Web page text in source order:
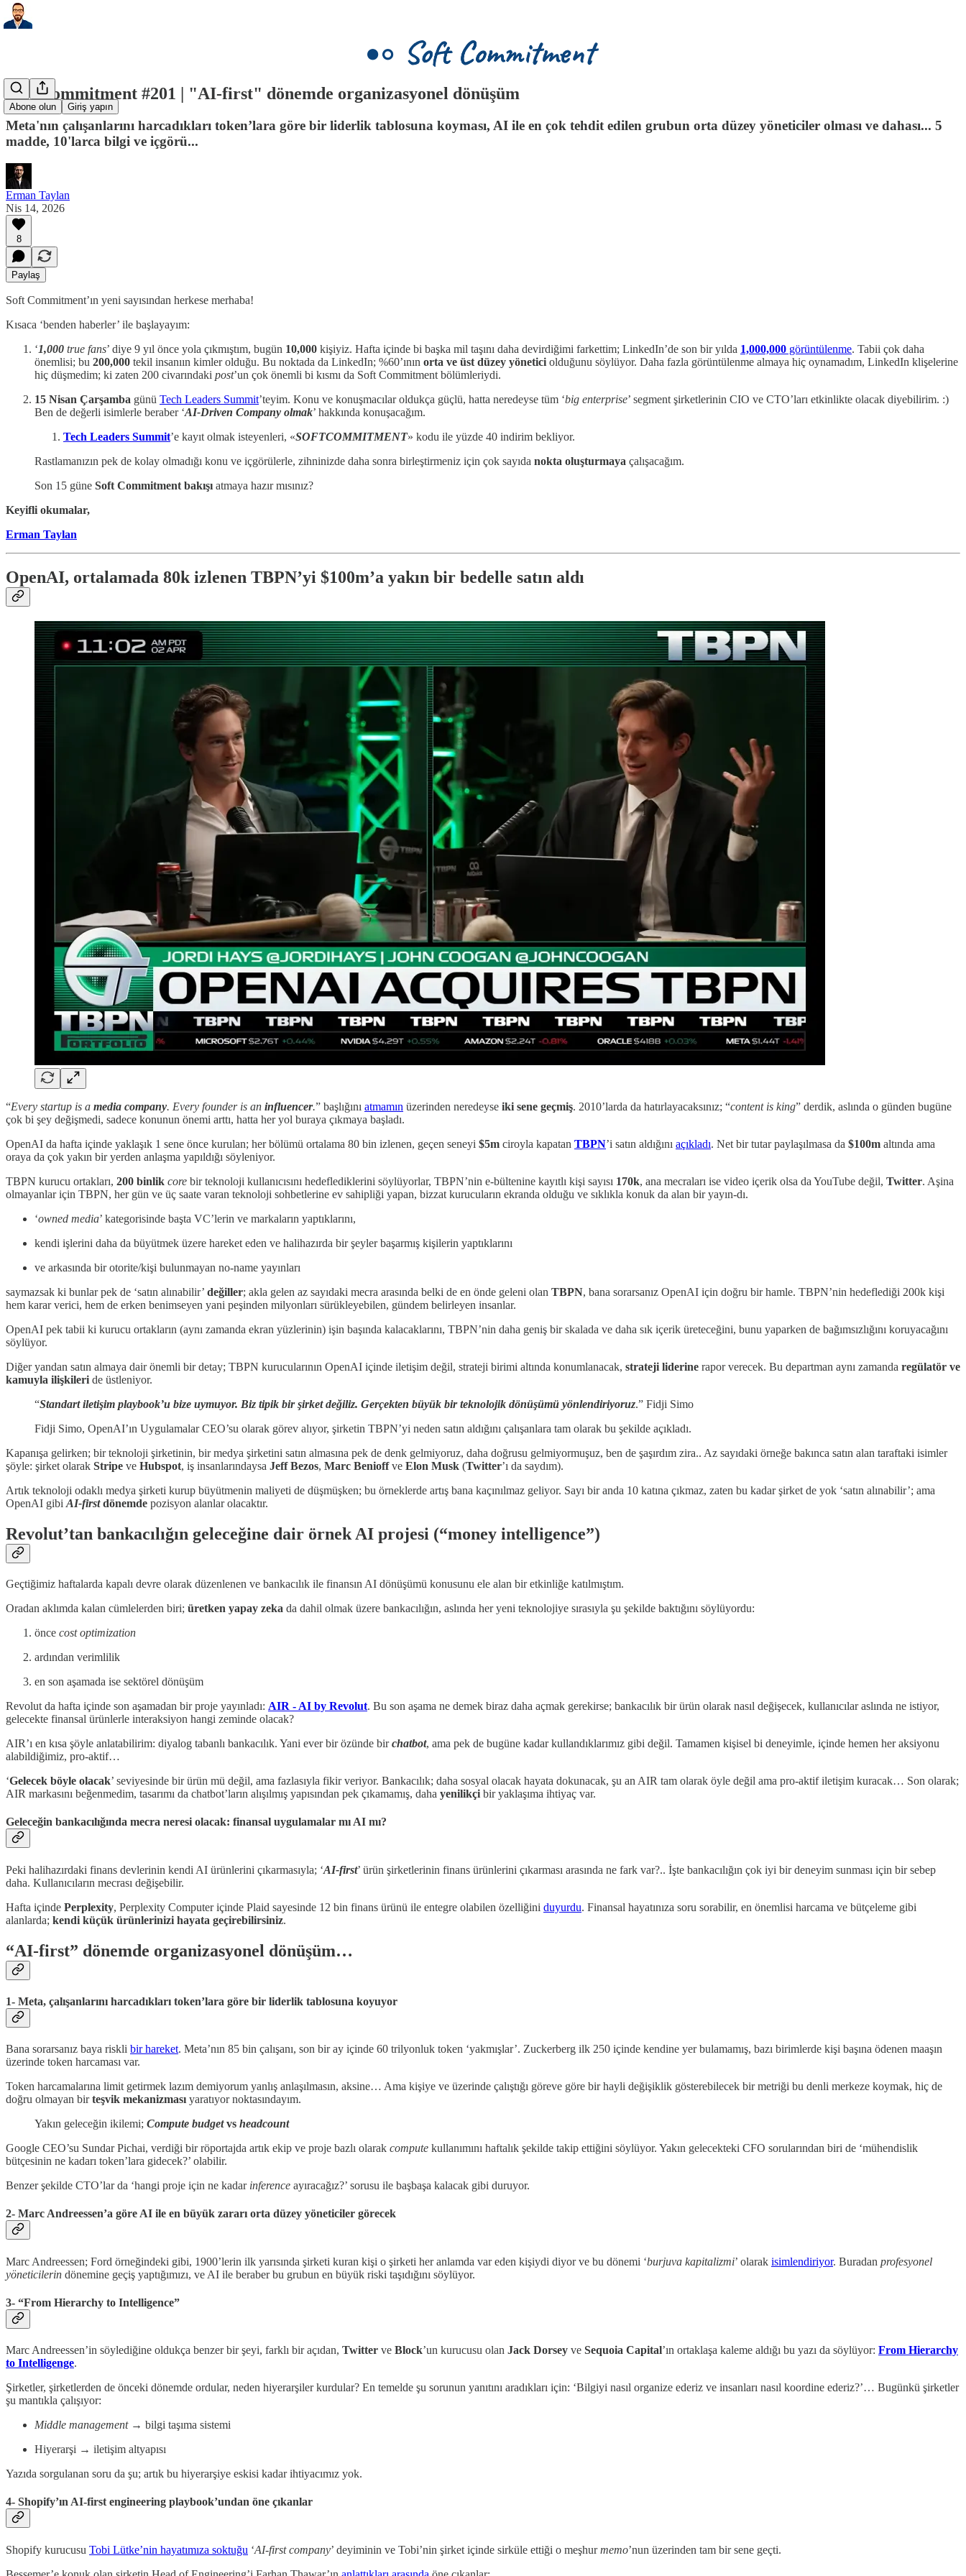
Abone olun Giriş yapın
Soft Commitment #201 | "AI-first" dönemde organizasyonel dönüşüm
Meta'nın çalışanlarını harcadıkları token’lara göre bir liderlik tablosuna koyması, AI ile en çok tehdit edilen grubun orta düzey yöneticiler olması ve dahası... 5
madde, 10'larca bilgi ve içgörü...
Erman Taylan
Nis 14, 2026
8
Paylaş
Soft Commitment’ın yeni sayısından herkese merhaba!
Kısaca ‘benden haberler’ ile başlayayım:
‘1,000 true fans’ diye 9 yıl önce yola çıkmıştım, bugün 10,000 kişiyiz. Hafta içinde bi başka mil taşını daha devirdiğimi farkettim; LinkedIn’de son bir yılda 1,000,000 görüntülenme. Tabii çok daha
önemlisi; bu 200,000 tekil insanıın kimler olduğu. Bu noktada da LinkedIn; %60’ının orta ve üst düzey yönetici olduğunu söylüyor. Daha fazla görüntülenme almaya hiç oynamadım, LinkedIn klişelerine
hiç düşmedim; ki zaten 200 civarındaki post’un çok önemli bi kısmı da Soft Commitment bölümleriydi.
15 Nisan Çarşamba günü Tech Leaders Summit’teyim. Konu ve konuşmacılar oldukça güçlü, hatta neredeyse tüm ‘big enterprise’ segment şirketlerinin CIO ve CTO’ları etkinlikte olacak diyebilirim. :)
Ben de değerli isimlerle beraber ‘AI-Driven Company olmak’ hakkında konuşacağım.
Tech Leaders Summit’e kayıt olmak isteyenleri, «SOFTCOMMITMENT» kodu ile yüzde 40 indirim bekliyor.
Rastlamanızın pek de kolay olmadığı konu ve içgörülerle, zihninizde daha sonra birleştirmeniz için çok sayıda nokta oluşturmaya çalışacağım.
Son 15 güne Soft Commitment bakışı atmaya hazır mısınız?
Keyifli okumalar,
Erman Taylan
OpenAI, ortalamada 80k izlenen TBPN’yi $100m’a yakın bir bedelle satın aldı
“Every startup is a media company. Every founder is an influencer.” başlığını atmamın üzerinden neredeyse iki sene geçmiş. 2010’larda da hatırlayacaksınız; “content is king” derdik, aslında o günden bugüne
çok bi şey değişmedi, sadece konunun önemi arttı, hatta her yol buraya çıkmaya başladı.
OpenAI da hafta içinde yaklaşık 1 sene önce kurulan; her bölümü ortalama 80 bin izlenen, geçen seneyi $5m ciroyla kapatan TBPN’i satın aldığını açıkladı. Net bir tutar paylaşılmasa da $100m altında ama
oraya da çok yakın bir yerden anlaşma yapıldığı söyleniyor.
TBPN kurucu ortakları, 200 binlik core bir teknoloji kullanıcısını hedeflediklerini söylüyorlar, TBPN’nin e-bültenine kayıtlı kişi sayısı 170k, ana mecraları ise video içerik olsa da YouTube değil, Twitter. Aşina
olmayanlar için TBPN, her gün ve üç saate varan teknoloji sohbetlerine ev sahipliği yapan, bizzat kurucuların ekranda olduğu ve sıklıkla konuk da alan bir yayın-dı.
‘owned media’ kategorisinde başta VC’lerin ve markaların yaptıklarını,
kendi işlerini daha da büyütmek üzere hareket eden ve halihazırda bir şeyler başarmış kişilerin yaptıklarını
ve arkasında bir otorite/kişi bulunmayan no-name yayınları
saymazsak ki bunlar pek de ‘satın alınabilir’ değiller; akla gelen az sayıdaki mecra arasında belki de en önde geleni olan TBPN, bana sorarsanız OpenAI için doğru bir hamle. TBPN’nin hedeflediği 200k kişi
hem karar verici, hem de erken benimseyen yani peşinden milyonları sürükleyebilen, gündem belirleyen insanlar.
OpenAI pek tabii ki kurucu ortakların (aynı zamanda ekran yüzlerinin) işin başında kalacaklarını, TBPN’nin daha geniş bir skalada ve daha sık içerik üreteceğini, bunu yaparken de bağımsızlığını koruyacağını
söylüyor.
Diğer yandan satın almaya dair önemli bir detay; TBPN kurucularının OpenAI içinde iletişim değil, strateji birimi altında konumlanacak, strateji liderine rapor verecek. Bu departman aynı zamanda regülatör ve
kamuyla ilişkileri de üstleniyor.
“Standart iletişim playbook’u bize uymuyor. Biz tipik bir şirket değiliz. Gerçekten büyük bir teknolojik dönüşümü yönlendiriyoruz.” Fidji Simo
Fidji Simo, OpenAI’ın Uygulamalar CEO’su olarak görev alıyor, şirketin TBPN’yi neden satın aldığını çalışanlara tam olarak bu şekilde açıkladı.
Kapanışa gelirken; bir teknoloji şirketinin, bir medya şirketini satın almasına pek de denk gelmiyoruz, daha doğrusu gelmiyormuşuz, ben de şaşırdım zira.. Az sayıdaki örneğe bakınca satın alan taraftaki isimler
şöyle: şirket olarak Stripe ve Hubspot, iş insanlarındaysa Jeff Bezos, Marc Benioffve Elon Musk (Twitter’ı da saydım).
Artık teknoloji odaklı medya şirketi kurup büyütmenin maliyeti de düşmüşken; bu örneklerde artış bana kaçınılmaz geliyor. Sayı bir anda 10 katına çıkmaz, zaten bu kadar şirket de yok ‘satın alınabilir’; ama
OpenAI gibi AI-firstdönemde pozisyon alanlar olacaktır.
Revolut’tan bankacılığın geleceğine dair örnek AI projesi (“money intelligence”)
Geçtiğimiz haftalarda kapalı devre olarak düzenlenen ve bankacılık ile finansın AI dönüşümü konusunu ele alan bir etkinliğe katılmıştım.
Oradan aklımda kalan cümlelerden biri; üretken yapay zeka da dahil olmak üzere bankacılığın, aslında her yeni teknolojiye sırasıyla şu şekilde baktığını söylüyordu:
önce cost optimization
ardından verimlilik
en son aşamada ise sektörel dönüşüm
Revolut da hafta içinde son aşamadan bir proje yayınladı: AIR - AI by Revolut. Bu son aşama ne demek biraz daha açmak gerekirse; bankacılık bir ürün olarak nasıl değişecek, kullanıcılar aslında ne istiyor,
gelecekte finansal ürünlerle interaksiyon hangi zeminde olacak?
AIR’ı en kısa şöyle anlatabilirim: diyalog tabanlı bankacılık. Yani ever bir özünde birchatbot, ama pek de bugüne kadar kullandıklarımız gibi değil. Tamamen kişisel bi deneyimle, içinde hemen her aksiyonu
alabildiğimiz, pro-aktif…
‘Gelecek böyle olacak’ seviyesinde bir ürün mü değil, ama fazlasıyla fikir veriyor. Bankacılık; daha sosyal olacak hayata dokunacak, şu an AIR tam olarak öyle değil ama pro-aktif iletişim kuracak… Son olarak;
AIR markasını beğenmedim, tasarımı da chatbot’ların alışılmış yapısından pek çıkamamış, daha yenilikçi bir yaklaşıma ihtiyaç var.
Geleceğin bankacılığında mecra neresi olacak: finansal uygulamalar mı AI mı?
Peki halihazırdaki finans devlerinin kendi AI ürünlerini çıkarmasıyla; ‘AI-first’ ürün şirketlerinin finans ürünlerini çıkarması arasında ne fark var?.. İşte bankacılığın çok iyi bir deneyim sunması için bir sebep
daha. Kullanıcıların mecrası değişebilir.
Hafta içinde Perplexity, Perplexity Computer içinde Plaid sayesinde 12 bin finans ürünü ile entegre olabilen özelliğini duyurdu. Finansal hayatınıza soru sorabilir, en önemlisi harcama ve bütçeleme gibi
alanlarda; kendi küçük ürünlerinizi hayata geçirebilirsiniz.
“AI-first” dönemde organizasyonel dönüşüm…
1- Meta, çalışanlarını harcadıkları token’lara göre bir liderlik tablosuna koyuyor
Bana sorarsanız baya riskli bir hareket. Meta’nın 85 bin çalışanı, son bir ay içinde 60 trilyonluk token ‘yakmışlar’. Zuckerberg ilk 250 içinde kendine yer bulamamış, bazı birimlerde kişi başına ödenen maaşın
üzerinde token harcaması var.
Token harcamalarına limit getirmek lazım demiyorum yanlış anlaşılmasın, aksine… Ama kişiye ve üzerinde çalıştığı göreve göre bir hayli değişiklik gösterebilecek bir metriği bu denli merkeze koymak, hiç de
doğru olmayan birteşvik mekanizması yaratıyor noktasındayım.
Yakın geleceğin ikilemi; Compute budgetvs headcount
Google CEO’su Sundar Pichai, verdiği bir röportajda artık ekip ve proje bazlı olarak compute kullanımını haftalık şekilde takip ettiğini söylüyor. Yakın gelecekteki CFO sorularından biri de ‘mühendislik
bütçesinin ne kadarı token’lara gidecek?’ olabilir.
Benzer şekilde CTO’lar da ‘hangi proje için ne kadar inference ayıracağız?’ sorusu ile başbaşa kalacak gibi duruyor.
2- Marc Andreessen’a göre AI ile en büyük zararı orta düzey yöneticiler görecek
Marc Andreessen; Ford örneğindeki gibi, 1900’lerin ilk yarısında şirketi kuran kişi o şirketi her anlamda var eden kişiydi diyor ve bu dönemi ‘burjuva kapitalizmi’ olarak isimlendiriyor. Buradan profesyonel
yöneticilerin dönemine geçiş yaptığımızı, ve AI ile beraber bu grubun en büyük riski taşıdığını söylüyor.
3- “From Hierarchy to Intelligence”
Marc Andreessen’in söylediğine oldukça benzer bir şeyi, farklı bir açıdan, Twitter ve Block’un kurucusu olan Jack Dorsey ve Sequoia Capital’ın ortaklaşa kaleme aldığı bu yazı da söylüyor: From Hierarchy
to Intelligenge.
Şirketler, şirketlerden de önceki dönemde ordular, neden hiyerarşiler kurdular? En temelde şu sorunun yanıtını aradıkları için: ‘Bilgiyi nasıl organize ederiz ve insanları nasıl koordine ederiz?’… Bugünkü şirketler
şu mantıkla çalışıyor:
Middle management→ bilgi taşıma sistemi
Hiyerarşi → iletişim altyapısı
Yazıda sorgulanan soru da şu; artık bu hiyerarşiye eskisi kadar ihtiyacımız yok.
4- Shopify’ın AI-first engineering playbook’undan öne çıkanlar
Shopify kurucusu Tobi Lütke’nin hayatımıza soktuğu ‘AI-first company’ deyiminin ve Tobi’nin şirket içinde sirküle ettiği o meşhurmemo’nun üzerinden tam bir sene geçti.